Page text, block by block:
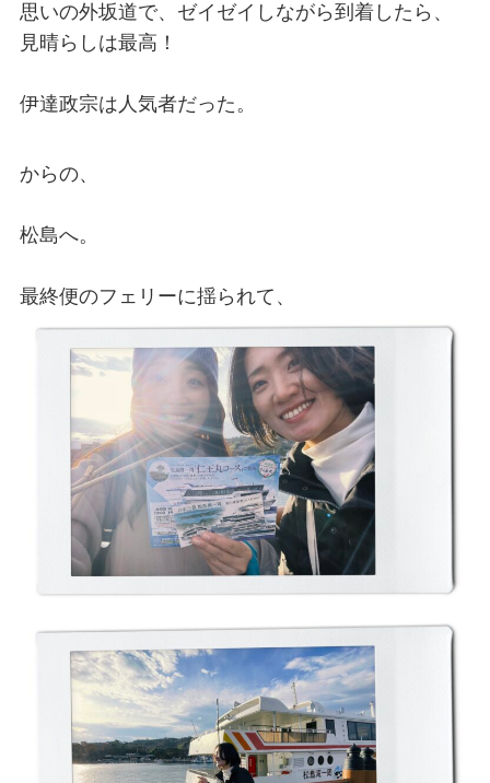
思いの外坂道で、ゼイゼイしながら到着したら、
見晴らしは最高！
伊達政宗は人気者だった。
からの、
松島へ。
最終便のフェリーに揺られて、